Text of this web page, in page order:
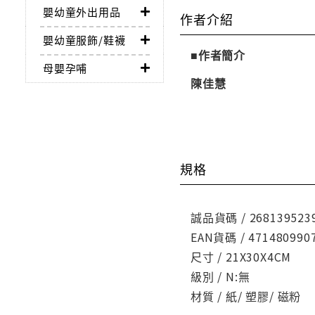
嬰幼童外出用品
嬰幼童服飾/鞋襪
母嬰孕哺
作者介紹
■作者簡介
陳佳慧
規格
誠品貨碼 /
EAN貨碼 /
尺寸 / 21X30X4CM
級別 / N:無
材質 / 紙/ 塑膠/ 磁粉